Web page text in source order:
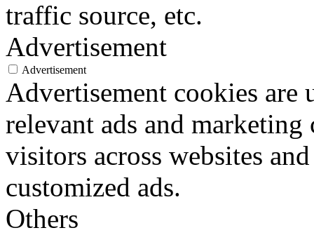
traffic source, etc.
Advertisement
Advertisement
Advertisement cookies
relevant ads and marketing
visitors across websites
customized ads.
Others